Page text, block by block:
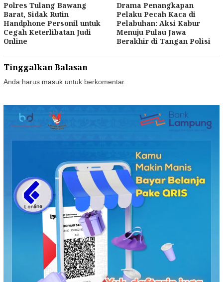
Polres Tulang Bawang
Barat, Sidak Rutin
Handphone Personil untuk
Cegah Keterlibatan Judi
Online
Drama Penangkapan
Pelaku Pecah Kaca di
Pelabuhan: Aksi Kabur
Menuju Pulau Jawa
Berakhir di Tangan Polisi
Tinggalkan Balasan
Anda harus masuk untuk berkomentar.